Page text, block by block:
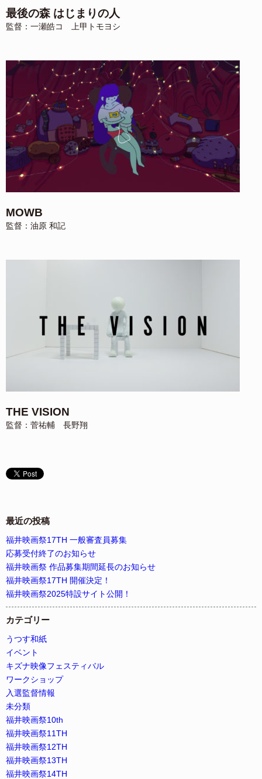
最後の森 はじまりの人
監督：一瀬皓コ 上甲トモヨシ
MOWB
監督：油原 和記
THE VISION
監督：菅祐輔 長野翔
最近の投稿
福井映画祭17TH 一般審査員募集
応募受付終了のお知らせ
福井映画祭 作品募集期間延長のお知らせ
福井映画祭17TH 開催決定！
福井映画祭2025特設サイト公開！
カテゴリー
うつす和紙
イベント
キズナ映像フェスティバル
ワークショップ
入選監督情報
未分類
福井映画祭10th
福井映画祭11TH
福井映画祭12TH
福井映画祭13TH
福井映画祭14TH